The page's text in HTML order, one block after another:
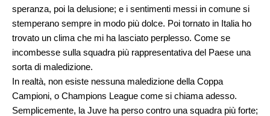
speranza, poi la delusione; e i sentimenti messi in comune si
stemperano sempre in modo più dolce. Poi tornato in Italia ho
trovato un clima che mi ha lasciato perplesso. Come se
incombesse sulla squadra più rappresentativa del Paese una
sorta di maledizione.
In realtà, non esiste nessuna maledizione della Coppa
Campioni, o Champions League come si chiama adesso.
Semplicemente, la Juve ha perso contro una squadra più forte;